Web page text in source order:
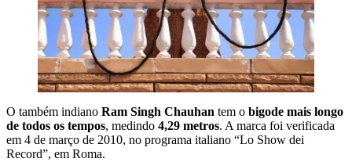
O também indiano Ram Singh Chauhan tem o bigode mais longo
de todos os tempos, medindo 4,29 metros. A marca foi verificada
em 4 de março de 2010, no programa italiano “Lo Show dei
Record”, em Roma.